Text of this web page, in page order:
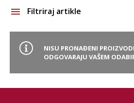
Filtriraj artikle
Brand
Glavna boja
NISU PRONAĐENI
ODGOVARAJU VAŠEM